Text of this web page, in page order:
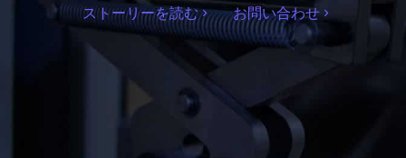
ストーリーを読む お問い合わせ